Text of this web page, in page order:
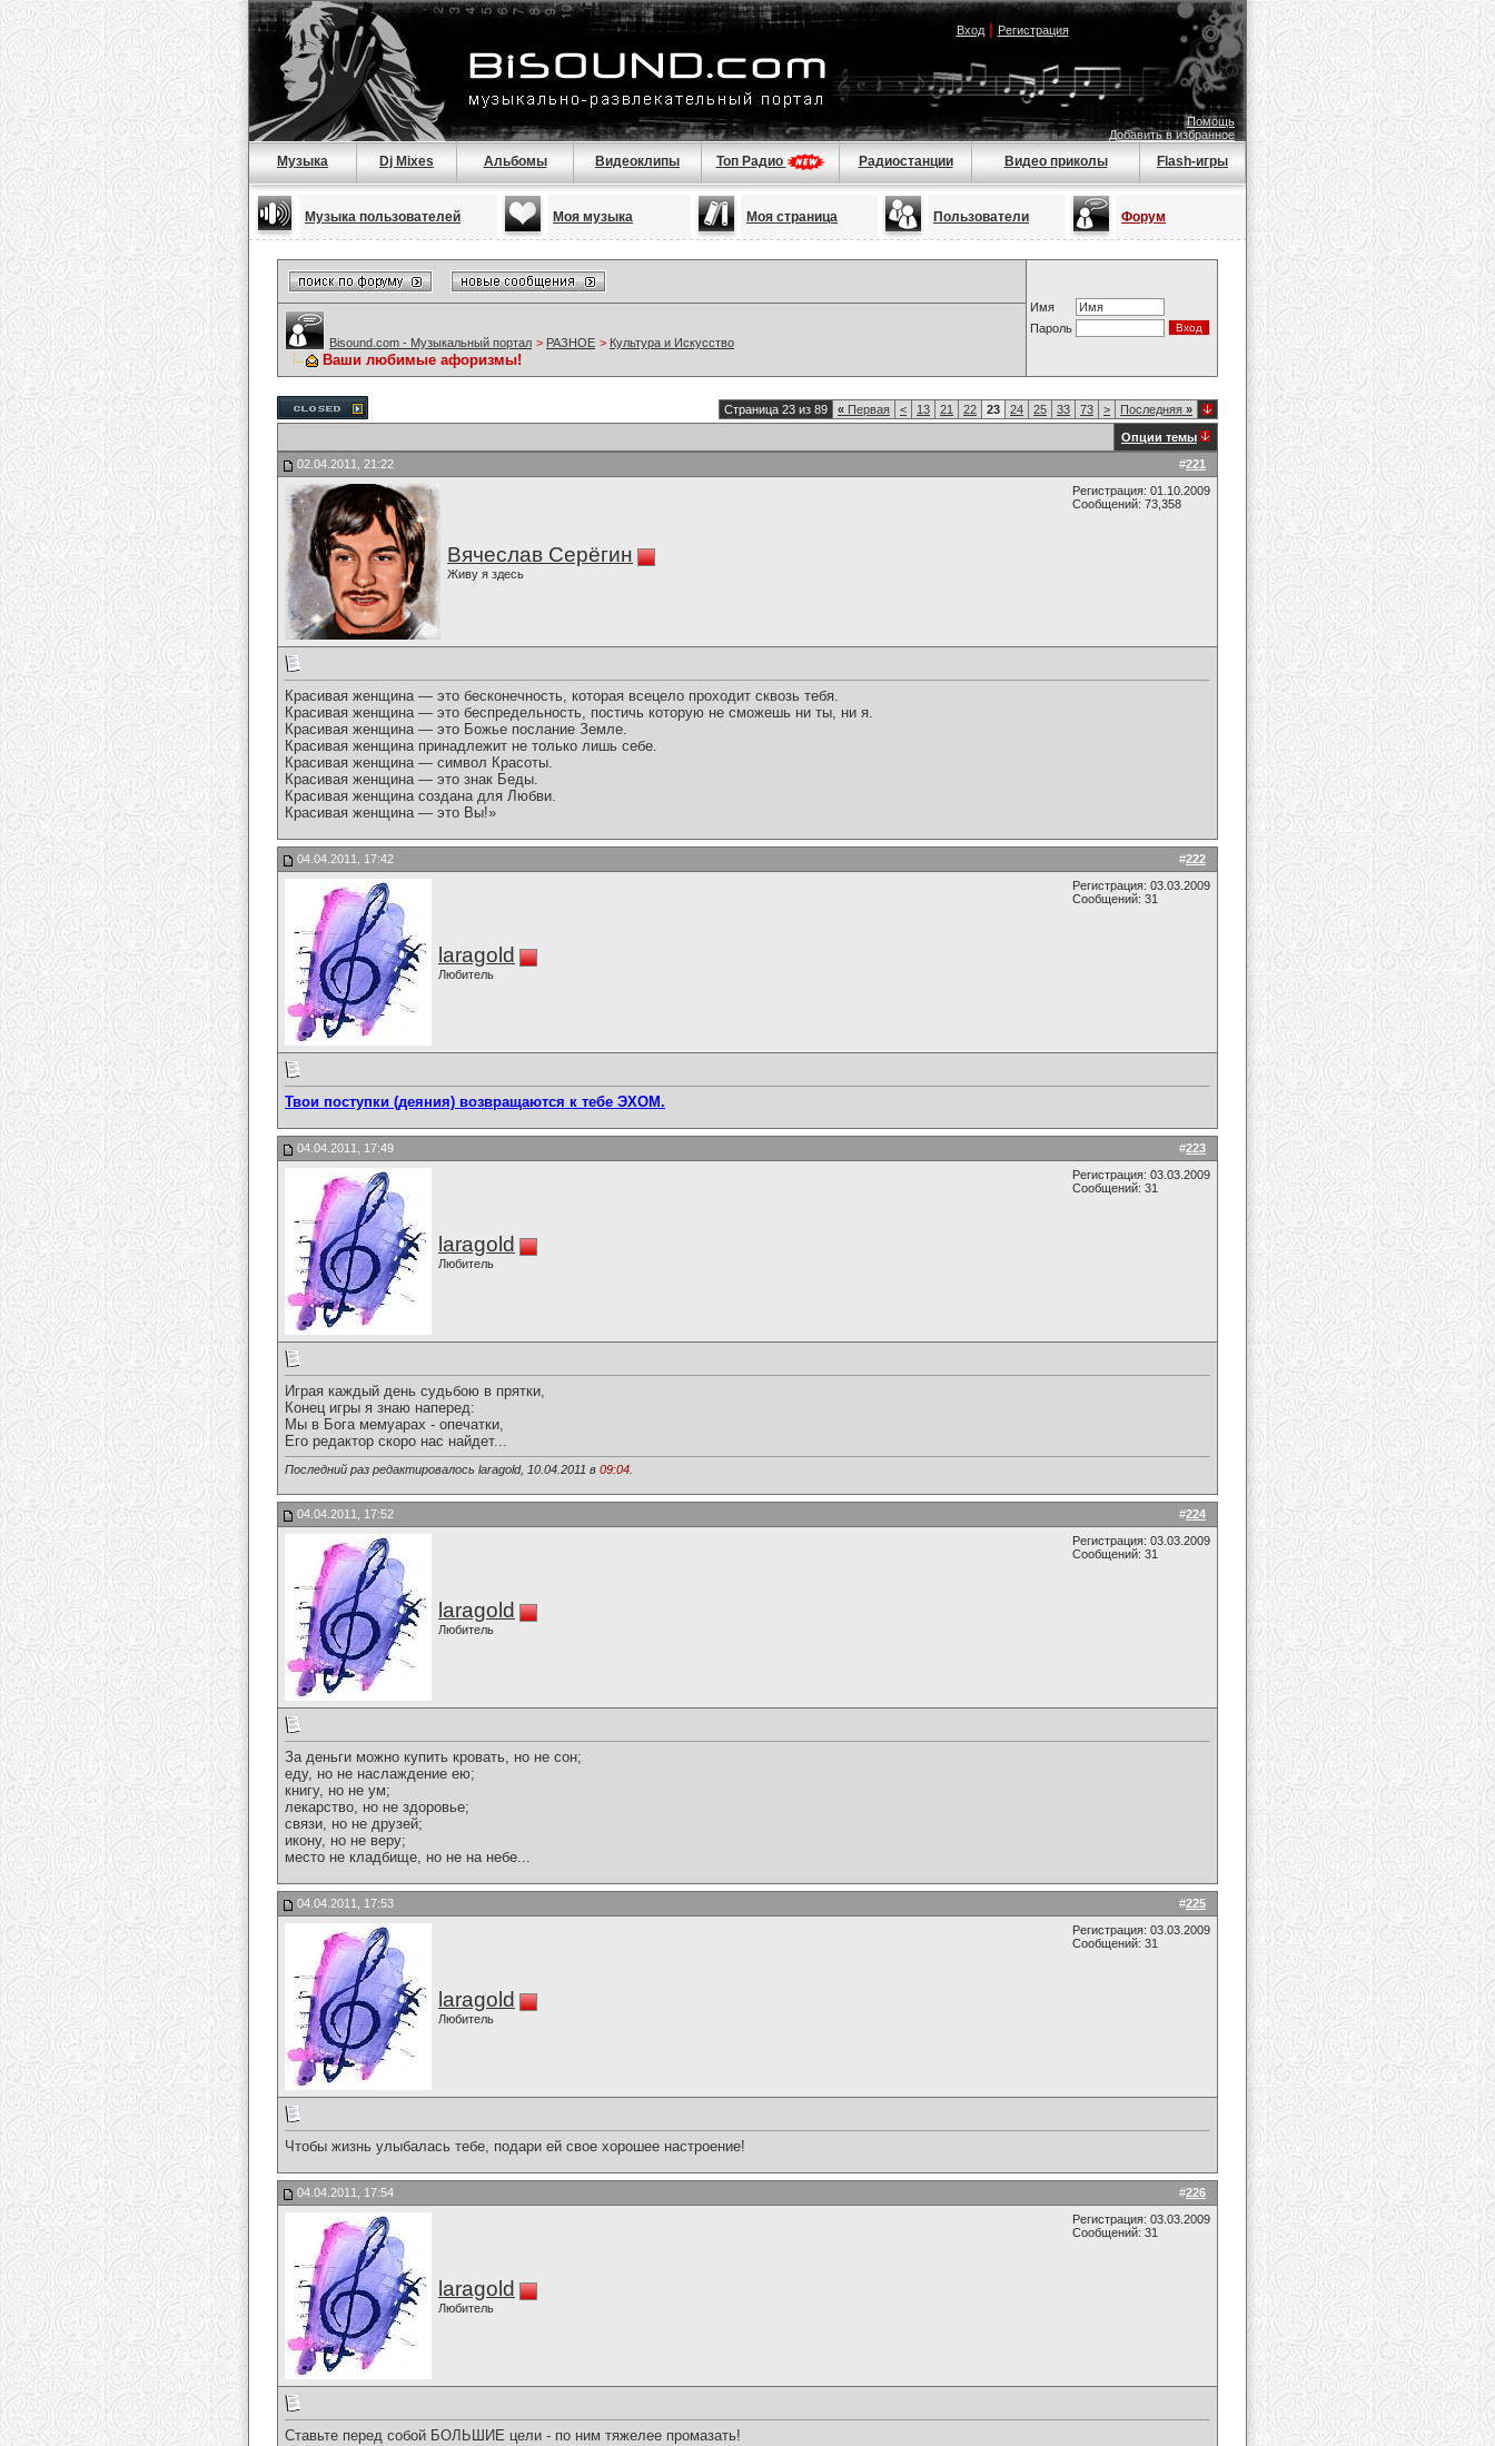
Вход| Регистрация
Помощь
Добавить в избранное
Музыка Dj Mixes Альбомы Видеоклипы Топ Радио Радиостанции Видео приколы Flash-игры
Музыка пользователей Моя музыка Моя страница Пользователи Форум
Имя
Пароль
Bisound.com - Музыкальный портал > РАЗНОЕ > Культура и Искусство
Ваши любимые афоризмы!
Страница 23 из 89 « Первая < 13 21 22 23 24 25 33 73 > Последняя »
Опции темы
#221
02.04.2011, 21:22
Вячеслав Серёгин
Живу я здесь
Регистрация: 01.10.2009
Сообщений: 73,358
Красивая женщина — это бесконечность, которая всецело проходит сквозь тебя.
Красивая женщина — это беспредельность, постичь которую не сможешь ни ты, ни я.
Красивая женщина — это Божье послание Земле.
Красивая женщина принадлежит не только лишь себе.
Красивая женщина — символ Красоты.
Красивая женщина — это знак Беды.
Красивая женщина создана для Любви.
Красивая женщина — это Вы!»
#222
04.04.2011, 17:42
laragold
Любитель
Регистрация: 03.03.2009
Сообщений: 31
Твои поступки (деяния) возвращаются к тебе ЭХОМ.
#223
04.04.2011, 17:49
laragold
Любитель
Регистрация: 03.03.2009
Сообщений: 31
Играя каждый день судьбою в прятки,
Конец игры я знаю наперед:
Мы в Бога мемуарах - опечатки,
Его редактор скоро нас найдет...
Последний раз редактировалось laragold, 10.04.2011 в 09:04
#224
04.04.2011, 17:52
laragold
Любитель
Регистрация: 03.03.2009
Сообщений: 31
За деньги можно купить кровать, но не сон;
еду, но не наслаждение ею;
книгу, но не ум;
лекарство, но не здоровье;
связи, но не друзей;
икону, но не веру;
место не кладбище, но не на небе...
#225
04.04.2011, 17:53
laragold
Любитель
Регистрация: 03.03.2009
Сообщений: 31
Чтобы жизнь улыбалась тебе, подари ей свое хорошее настроение!
#226
04.04.2011, 17:54
laragold
Любитель
Регистрация: 03.03.2009
Сообщений: 31
Ставьте перед собой БОЛЬШИЕ цели - по ним тяжелее промазать!